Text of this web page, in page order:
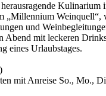
Kulinarium
„Millennium Weinquell“,
und
Abend mit leckeren
eines Urlaubstages.
mit Anreise So., Mo.,